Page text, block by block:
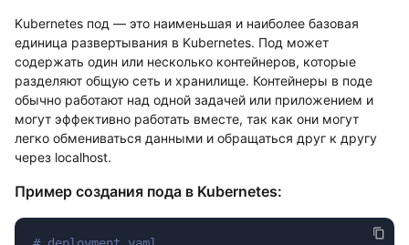
Kubernetes под — это наименьшая и наиболее базовая
единица развертывания в Kubernetes. Под может
содержать один или несколько контейнеров, которые
разделяют общую сеть и хранилище. Контейнеры в поде
обычно работают над одной задачей или приложением и
могут эффективно работать вместе, так как они могут
легко обмениваться данными и обращаться друг к другу
через localhost.
Пример создания пода в Kubernetes: